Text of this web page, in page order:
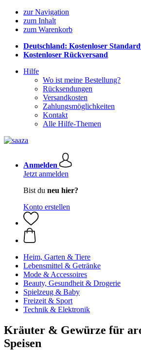
zur Navigation
zum Inhalt
zum Warenkorb
Deutschland: Kostenloser
Kostenloser Rückversand
Hilfe
Wo ist meine Bestellung?
Rücksendungen
Versandkosten
Zahlungsmöglichkeiten
Kontakt
Alle Hilfe-Themen
Anmelden
Jetzt anmelden
Bist du neu hier?
Konto erstellen
Heim, Garten & Tiere
Lebensmittel & Getränke
Mode & Accessoires
Beauty, Gesundheit & Drogerie
Spielzeug & Baby
Freizeit & Sport
Technik & Elektronik
Kräuter & Gewürze für
Speisen